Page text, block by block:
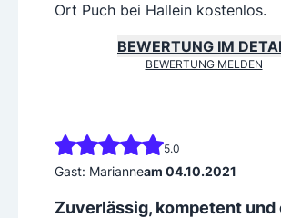
Ort Puch bei Hallein kostenlos.
BEWERTUNG IM
BEWERTUNG MELDEN
5.0
Gast: Marianneam 04.10.2021
Zuverlässig, kompetent und